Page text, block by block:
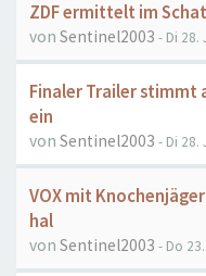
ZDF ermittelt im
von Sentinel2003 - Di 28.
Finaler Trailer stimmt
ein
von Sentinel2003 - Di 28.
VOX mit
hal
von Sentinel2003 - Do